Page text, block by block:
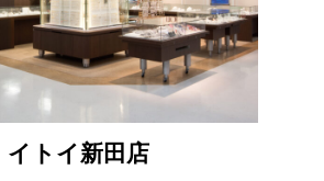
イトイ新田店